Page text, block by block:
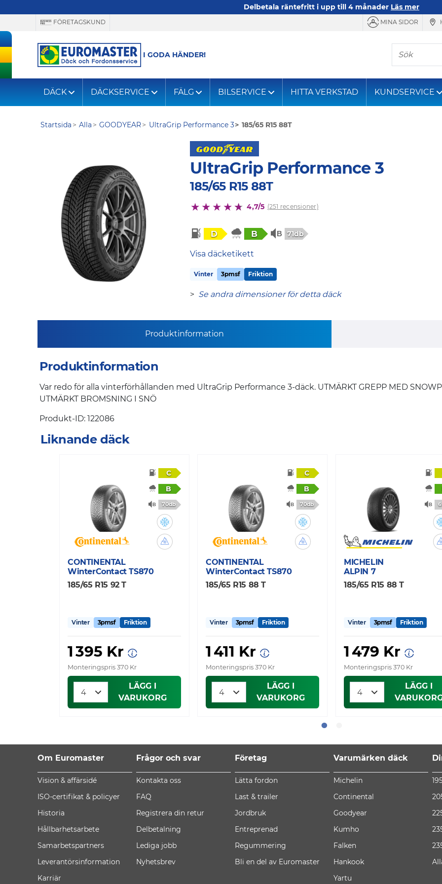
Delbetala räntefritt i upp till 4 månader Läs mer
FÖRETAGSKUND MINA SIDOR
I GODA HÄNDER!
Sök
DÄCK DÄCKSERVICE FÄLG BILSERVICE HITTA VERKSTAD KUNDSERVICE
Startsida Alla GOODYEAR UltraGrip Performance 3 185/65 R15 88T
UltraGrip Performance 3
185/65 R15 88T
4,7/5 (251 recensioner)
D B 71db
Visa däcketikett
Vinter 3pmsf Friktion
> Se andra dimensioner för detta däck
Produktinformation
Produktinformation
Var redo för alla vinterförhållanden med UltraGrip Performance 3-däck. UTMÄRKT GREPP MED
UTMÄRKT BROMSNING I SNÖ
Produkt-ID: 122086
Liknande däck
C
B
70db
CONTINENTAL
WinterContact TS870
185/65 R15 92 T
Vinter 3pmsf Friktion
1 395 Kr
Monteringspris 370 Kr
LÄGG I
VARUKORG
C
B
70db
CONTINENTAL
WinterContact TS870
185/65 R15 88 T
Vinter 3pmsf Friktion
1 411 Kr
Monteringspris 370 Kr
LÄGG I
VARUKORG
MICHELIN
ALPIN 7
185/65 R15 88 T
Vinter 3pmsf Friktion
1 479 Kr
Monteringspris 370 Kr
LÄGG I
Om Euromaster
Vision & affärsidé
ISO-certifikat & policyer
Historia
Hållbarhetsarbete
Samarbetspartners
Leverantörsinformation
Karriär
Frågor och svar
Kontakta oss
FAQ
Registrera din retur
Delbetalning
Lediga jobb
Nyhetsbrev
Företag
Lätta fordon
Last & trailer
Jordbruk
Entreprenad
Regummering
Bli en del av Euromaster
Varumärken däck
Michelin
Continental
Goodyear
Kumho
Falken
Hankook
Yartu